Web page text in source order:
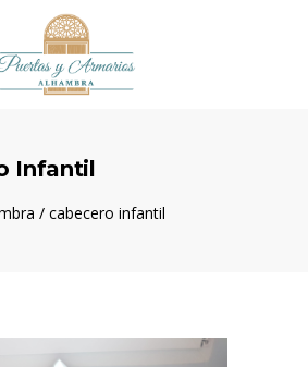
Infantil
/ cabecero infantil